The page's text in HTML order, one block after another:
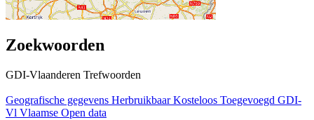
Zoekwoorden
GDI-Vlaanderen Trefwoorden
Geografische gegevens Herbruikbaar Kosteloos Toegevoegd GDI-
Vl Vlaamse Open data